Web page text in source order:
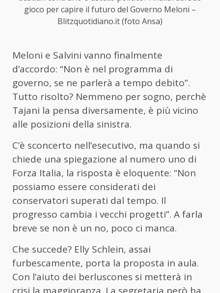
gioco per capire il futuro del Governo Meloni –
Blitzquotidiano.it (foto Ansa)
Meloni e Salvini vanno finalmente
d’accordo: “Non è nel programma di
governo, se ne parlerà a tempo debito”.
Tutto risolto? Nemmeno per sogno, perchè
Tajani la pensa diversamente, è più vicino
alle posizioni della sinistra.
C’è sconcerto nell’esecutivo, ma quando si
chiede una spiegazione al numero uno di
Forza Italia, la risposta è eloquente: “Non
possiamo essere considerati dei
conservatori superati dal tempo. Il
progresso cambia i vecchi progetti”. A farla
breve se non è un no, poco ci manca.
Che succede? Elly Schlein, assai
furbescamente, porta la proposta in aula.
Con l’aiuto dei berluscones si metterà in